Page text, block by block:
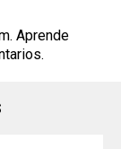
Aprende
.